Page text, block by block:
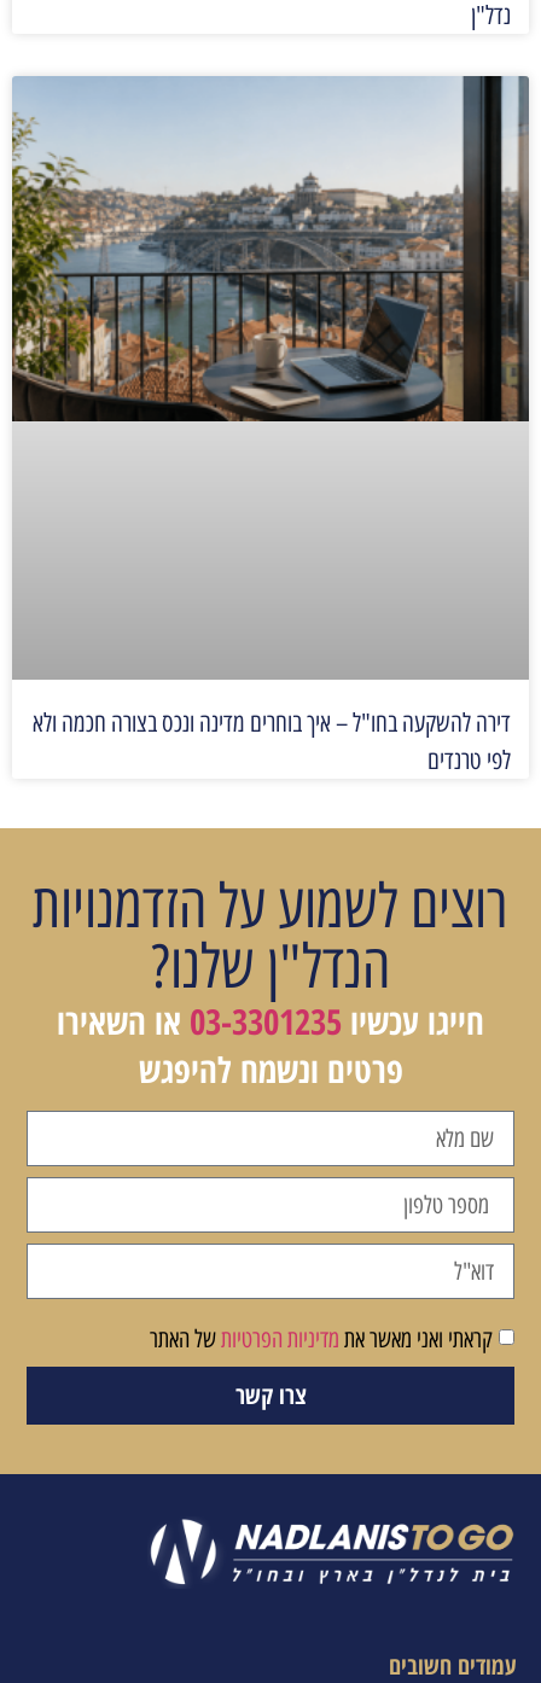
נדל"ן
דירה להשקעה בחו"ל – איך בוחרים מדינה ונכס בצורה חכמה ולא
לפי טרנדים
רוצים לשמוע על הזדמנויות
הנדל"ן שלנו?
חייגו עכשיו 03-3301235 או השאירו
פרטים ונשמח להיפגש
קראתי ואני מאשר את מדיניות הפרטיותשל האתר
צרו קשר
עמודים חשובים